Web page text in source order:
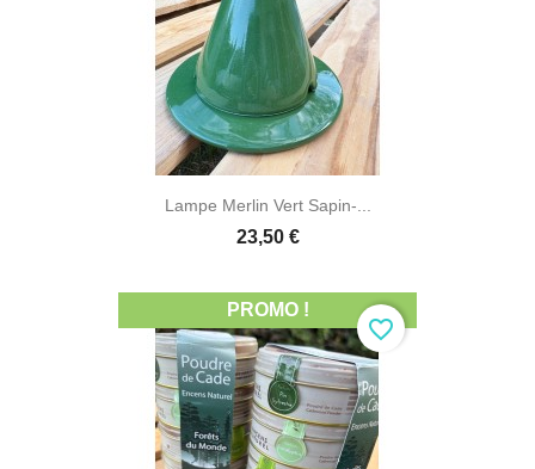
Lampe Merlin Vert Sapin-...
23,50 €
PROMO !
favorite_border